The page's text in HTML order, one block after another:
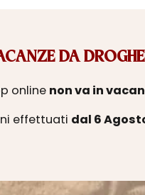
DA
online non va in
effettuati dal 6